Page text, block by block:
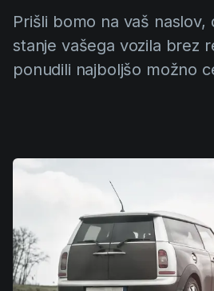
Prišli bomo na vaš naslov,
stanje vašega vozila brez
ponudili najboljšo možno